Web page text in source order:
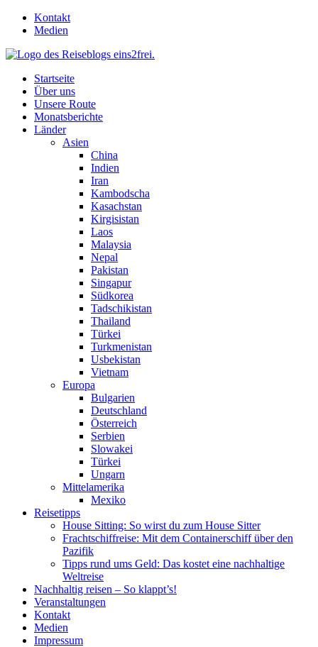
Skip
Kontakt
Medien
Startseite
Über uns
Unsere Route
Monatsberichte
Länder
Asien
China
Indien
Iran
Kambodscha
Kasachstan
Kirgisistan
Laos
Malaysia
Nepal
Pakistan
Singapur
Südkorea
Tadschikistan
Thailand
Türkei
Turkmenistan
Usbekistan
Vietnam
Europa
Bulgarien
Deutschland
Österreich
Serbien
Slowakei
Türkei
Ungarn
Mittelamerika
Mexiko
Reisetipps
House Sitting: So wirst du zum House Sitter
Frachtschiffreise: Mit dem Containerschiff über den
Pazifik
Tipps rund ums Geld: Das kostet eine nachhaltige
Weltreise
Nachhaltig reisen – So klappt’s!
Veranstaltungen
Kontakt
Medien
Impressum